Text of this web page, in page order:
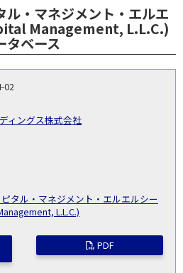
ル・マネジメント・エルエ
Management, L.L.C.)
タベース
業
種
割
02
ィングス株式会社
タル・マネジメント・エルエルシー
L.L.C.)
PDF